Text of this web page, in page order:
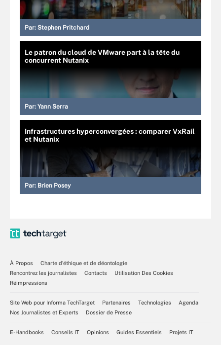
Par: Stephen Pritchard
Le patron du cloud de VMware part à la tête du
concurrent Nutanix
Par: Yann Serra
Infrastructures hyperconvergées : comparer VxRail
et Nutanix
Par: Brien Posey
À Propos
Charte d’éthique et de déontologie
Rencontrez les journalistes
Contacts
Utilisation Des Cookies
Réimpressions
Site Web pour Informa TechTarget Partenaires Technologies
Agenda
Nos Journalistes et Experts
Dossier de Presse
E-Handbooks Conseils IT Opinions Guides Essentiels Projets IT